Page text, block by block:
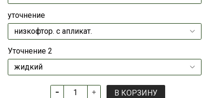
уточнение
Уточнение 2
В КОРЗИНУ